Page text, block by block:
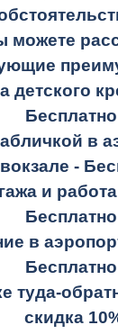
можете
детского
в
-
и
в
туда-
скидка